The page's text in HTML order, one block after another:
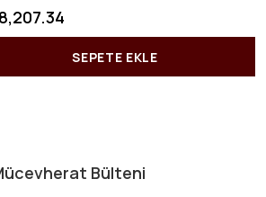
SEPETE EKLE
Bülteni